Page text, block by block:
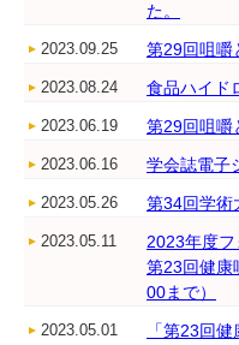
た。
2023.09.25 第29回咀嚼
2023.08.24 食品ハイド
2023.06.19 第29回咀嚼
2023.06.16 学会誌電子
2023.05.26 第34回学術
2023.05.11
2023年度
第23回健康
00まで）
2023.05.01
「第23回